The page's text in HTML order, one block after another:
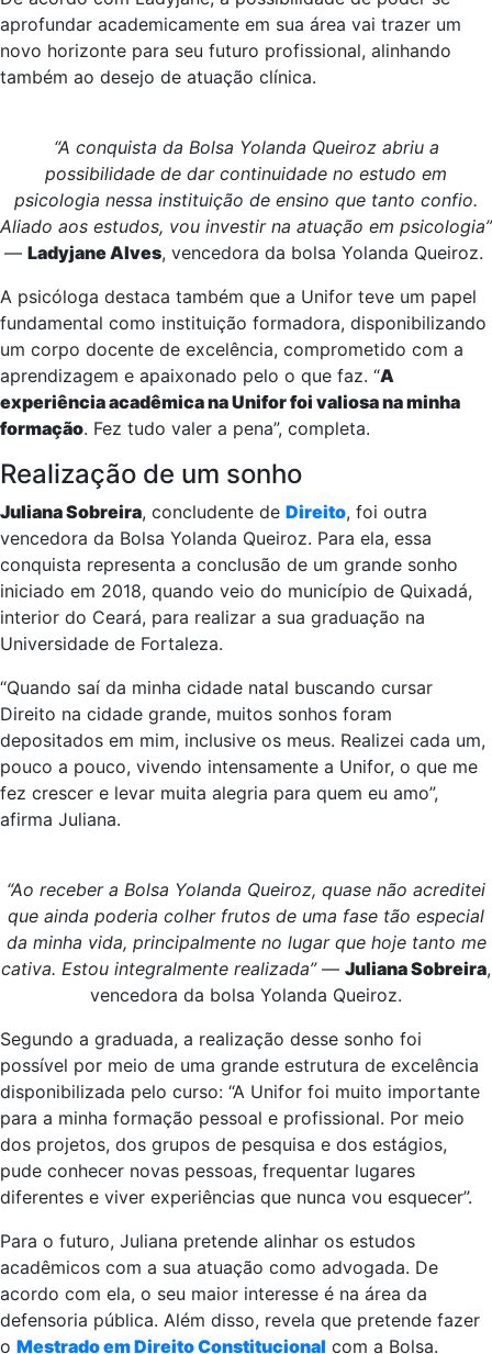
aprofundar academicamente em sua área vai trazer um
novo horizonte para seu futuro profissional, alinhando
também ao desejo de atuação clínica.
“A conquista da Bolsa Yolanda Queiroz abriu a
possibilidade de dar continuidade no estudo em
psicologia nessa instituição de ensino que tanto confio.
Aliado aos estudos, vou investir na atuação em psicologia”
— Ladyjane Alves, vencedora da bolsa Yolanda Queiroz.
A psicóloga destaca também que a Unifor teve um papel
fundamental como instituição formadora, disponibilizando
um corpo docente de excelência, comprometido com a
aprendizagem e apaixonado pelo o que faz. “A
experiência acadêmica na Unifor foi valiosa na minha
formação. Fez tudo valer a pena”, completa.
Realização de um sonho
Juliana Sobreira, concludente de Direito, foi outra
vencedora da Bolsa Yolanda Queiroz. Para ela, essa
conquista representa a conclusão de um grande sonho
iniciado em 2018, quando veio do município de Quixadá,
interior do Ceará, para realizar a sua graduação na
Universidade de Fortaleza.
“Quando saí da minha cidade natal buscando cursar
Direito na cidade grande, muitos sonhos foram
depositados em mim, inclusive os meus. Realizei cada um,
pouco a pouco, vivendo intensamente a Unifor, o que me
fez crescer e levar muita alegria para quem eu amo”,
afirma Juliana.
“Ao receber a Bolsa Yolanda Queiroz, quase não acreditei
que ainda poderia colher frutos de uma fase tão especial
da minha vida, principalmente no lugar que hoje tanto me
cativa. Estou integralmente realizada”— Juliana Sobreira,
vencedora da bolsa Yolanda Queiroz.
Segundo a graduada, a realização desse sonho foi
possível por meio de uma grande estrutura de excelência
disponibilizada pelo curso: “A Unifor foi muito importante
para a minha formação pessoal e profissional. Por meio
dos projetos, dos grupos de pesquisa e dos estágios,
pude conhecer novas pessoas, frequentar lugares
diferentes e viver experiências que nunca vou esquecer”.
Para o futuro, Juliana pretende alinhar os estudos
acadêmicos com a sua atuação como advogada. De
acordo com ela, o seu maior interesse é na área da
defensoria pública. Além disso, revela que pretende fazer
o Mestrado em Direito Constitucional com a Bolsa.